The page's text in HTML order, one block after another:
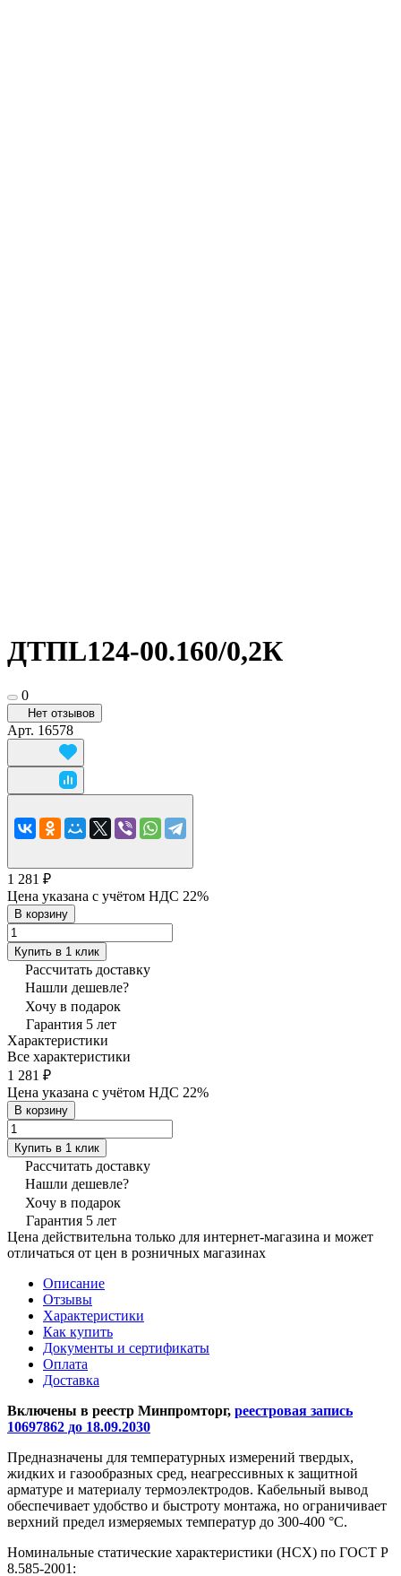
ДТПL124-00.160/0,2К
0
Нет отзывов
Арт. 16578
1 281 ₽
Цена указана с учётом НДС 22%
В корзину
Купить в 1 клик
Рассчитать доставку
Нашли дешевле?
Хочу в подарок
Гарантия 5 лет
Характеристики
Все характеристики
1 281 ₽
Цена указана с учётом НДС 22%
В корзину
Купить в 1 клик
Рассчитать доставку
Нашли дешевле?
Хочу в подарок
Гарантия 5 лет
Цена действительна только для интернет-магазина и может
отличаться от цен в розничных магазинах
Описание
Отзывы
Характеристики
Как купить
Документы и сертификаты
Оплата
Доставка
Включены в реестр Минпромторг, реестровая запись
10697862 до 18.09.2030
Предназначены для температурных измерений твердых,
жидких и газообразных сред, неагрессивных к защитной
арматуре и материалу термоэлектродов. Кабельный вывод
обеспечивает удобство и быстроту монтажа, но ограничивает
верхний предел измеряемых температур до 300-400 °С.
Номинальные статические характеристики (НСХ) по ГОСТ Р
8.585-2001: